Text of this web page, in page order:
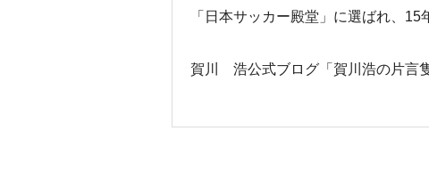
「日本サッカー殿堂」に選ばれ、15
賀川 浩公式ブログ「賀川浩の片言